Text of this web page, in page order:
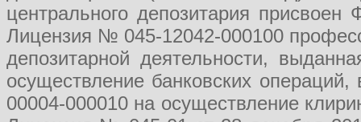
центрального депозитария
Лицензия № 045-12042-000100
депозитарной деятельности,
осуществление банковских
00004-000010 на осуществление